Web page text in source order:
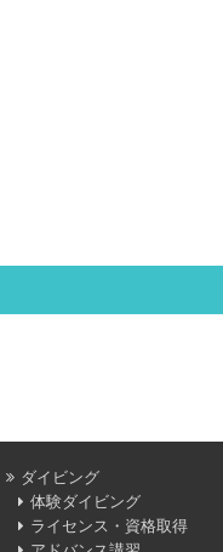
ダイビング
体験ダイビング
ライセンス・資格取得